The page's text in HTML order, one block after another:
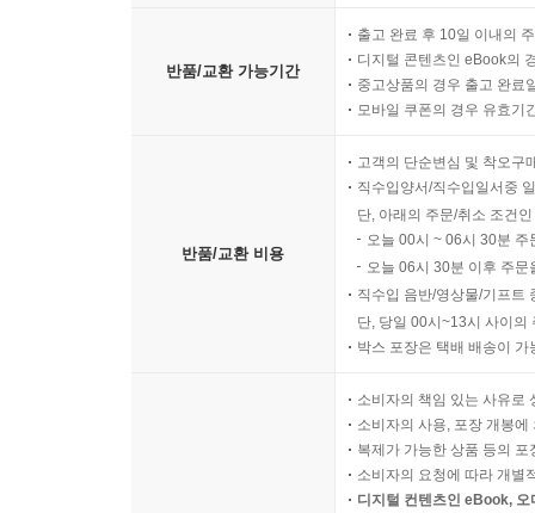
반품/교환 가능기간
출고 완료 후 10일 이내의
디지털 콘텐츠인 eBook의
중고상품의 경우 출고 완료
모바일 쿠폰의 경우 유효기
반품/교환 비용
고객의 단순변심 및 착오구
직수입양서/직수입일서중
단, 아래의 주문/취소 조건
오늘 00시 ~ 06시 30분
오늘 06시 30분 이후 주
직수입 음반/영상물/기프트
단, 당일 00시~13시 사이의
박스 포장은 택배 배송이
소비자의 책임 있는 사유로
소비자의 사용, 포장 개봉
복제가 가능한 상품 등의
소비자의 요청에 따라 개별
디지털 컨텐츠인 eBook,